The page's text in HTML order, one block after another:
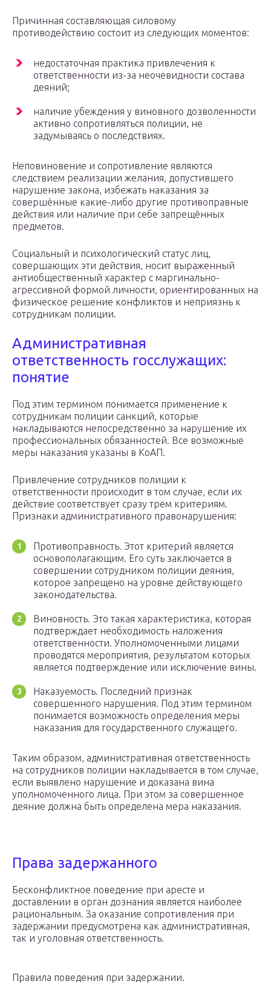
Причинная составляющая силовому
противодействию состоит из следующих моментов:
недостаточная практика привлечения к
ответственности из-за неочевидности состава
деяний;
наличие убеждения у виновного дозволенности
активно сопротивляться полиции, не
задумываясь о последствиях.
Неповиновение и сопротивление являются
следствием реализации желания, допустившего
нарушение закона, избежать наказания за
совершённые какие-либо другие противоправные
действия или наличие при себе запрещённых
предметов.
Социальный и психологический статус лиц,
совершающих эти действия, носит выраженный
антиобщественный характер с маргинально-
агрессивной формой личности, ориентированных на
физическое решение конфликтов и неприязнь к
сотрудникам полиции.
Административная
ответственность госслужащих:
понятие
Под этим термином понимается применение к
сотрудникам полиции санкций, которые
накладываются непосредственно за нарушение их
профессиональных обязанностей. Все возможные
меры наказания указаны в КоАП.
Привлечение сотрудников полиции к
ответственности происходит в том случае, если их
действие соответствует сразу трем критериям.
Признаки административного правонарушения:
Противоправность. Этот критерий является
основополагающим. Его суть заключается в
совершении сотрудником полиции деяния,
которое запрещено на уровне действующего
законодательства.
Виновность. Это такая характеристика, которая
подтверждает необходимость наложения
ответственности. Уполномоченными лицами
проводятся мероприятия, результатом которых
является подтверждение или исключение вины.
Наказуемость. Последний признак
совершенного нарушения. Под этим термином
понимается возможность определения меры
наказания для государственного служащего.
Таким образом, административная ответственность
на сотрудников полиции накладывается в том случае,
если выявлено нарушение и доказана вина
уполномоченного лица. При этом за совершенное
деяние должна быть определена мера наказания.
Права задержанного
Бесконфликтное поведение при аресте и
доставлении в орган дознания является наиболее
рациональным. За оказание сопротивления при
задержании предусмотрена как административная,
так и уголовная ответственность.
Правила поведения при задержании.